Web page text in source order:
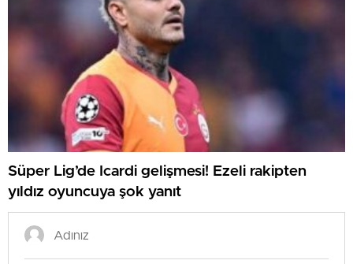
Süper Lig’de Icardi gelişmesi! Ezeli rakipten
yıldız oyuncuya şok yanıt